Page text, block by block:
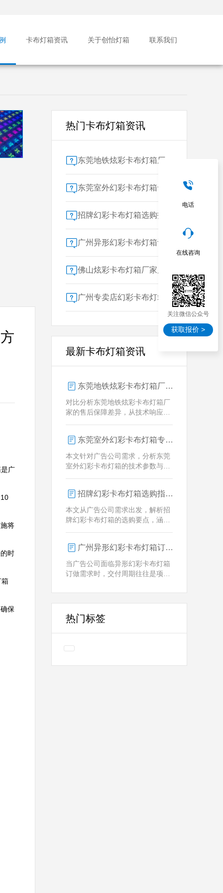
卡布灯箱资讯 关于创怡灯箱 联系我们
广
将
时
箱
保
热门卡布灯箱资讯
广州专卖店幻彩卡布灯箱选购指南：一位广告总监的售后保障启示录
最新卡布灯箱资讯
东莞地铁炫彩卡布灯箱厂家售后保障对比指南：广告公司选型核心要素解析
对比分析东莞地铁炫彩卡布灯箱厂
家的售后保障差异，从技术响应、
在动态效果与全天候耐用性上的专
业解决方案。
东莞室外幻彩卡布灯箱专业供应商技术解析
本文针对广告公司需求，分析东莞
室外幻彩卡布灯箱的技术参数与定
招牌幻彩卡布灯箱选购指南：广州广告公司专业视角
本文从广告公司需求出发，解析招
牌幻彩卡布灯箱的选购要点，涵盖
户提供专业解决方案。
广州异形幻彩卡布灯箱订做：广告人必看的交付周期决策指南
当广告公司面临异形幻彩卡布灯箱
订做需求时，交付周期往往是项目
过技术预配与柔性生产体系，将定
制周期压缩至行业领先水平？
热门标签
电话
在线咨询
关注微信公众号
获取报价 >